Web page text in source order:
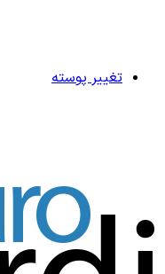
تغییر پوسته